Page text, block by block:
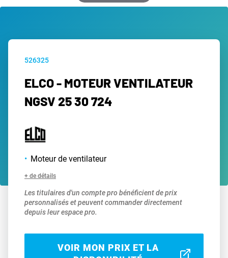
526325
ELCO - MOTEUR VENTILATEUR
NGSV 25 30 724
Moteur de ventilateur
+ de détails
Les titulaires d'un compte pro bénéficient de prix
personnalisés et peuvent commander directement
depuis leur espace pro.
VOIR MON PRIX ET LA